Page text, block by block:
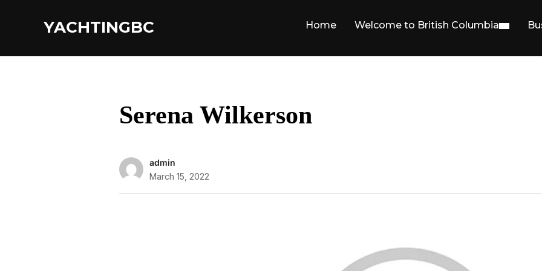
YACHTINGBC Home Welcome to British Columbia
Serena Wilkerson
admin
March 15, 2022